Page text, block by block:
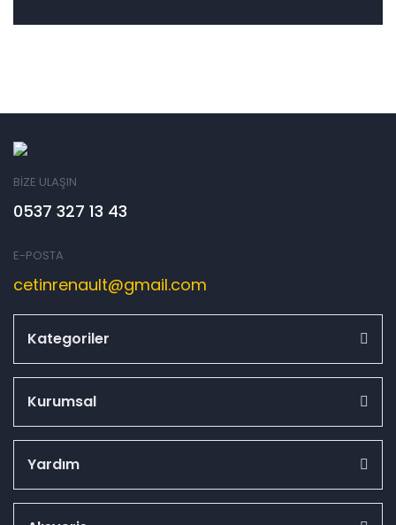
BİZE ULAŞIN
0537 327 13 43
E-POSTA
cetinrenault@gmail.com
Kategoriler
Kurumsal
Yardım